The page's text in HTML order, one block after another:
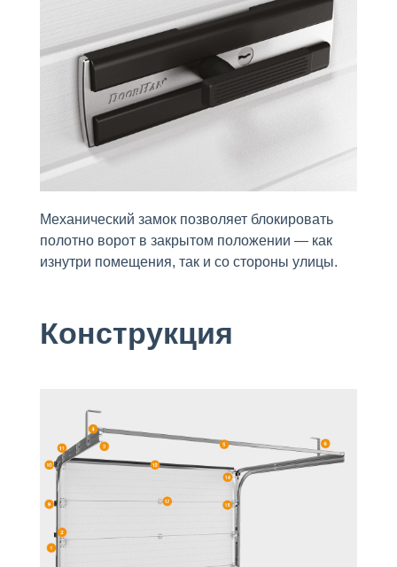
Механический замок позволяет блокировать
полотно ворот в закрытом положении — как
изнутри помещения, так и со стороны улицы.
Конструкция